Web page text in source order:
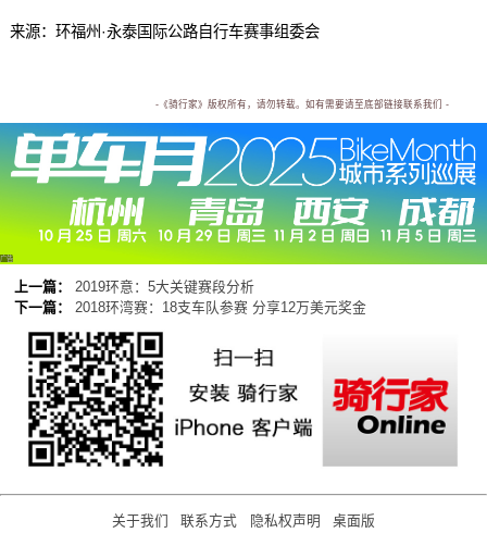
来源：环福州·永泰国际公路自行车赛事组委会
-《骑行家》版权所有，请勿转载。如有需要请至底部链接联系我们 -
广告
上一篇：
2019环意：5大关键赛段分析
下一篇：
2018环湾赛：18支车队参赛 分享12万美元奖金
关于我们 联系方式 隐私权声明 桌面版